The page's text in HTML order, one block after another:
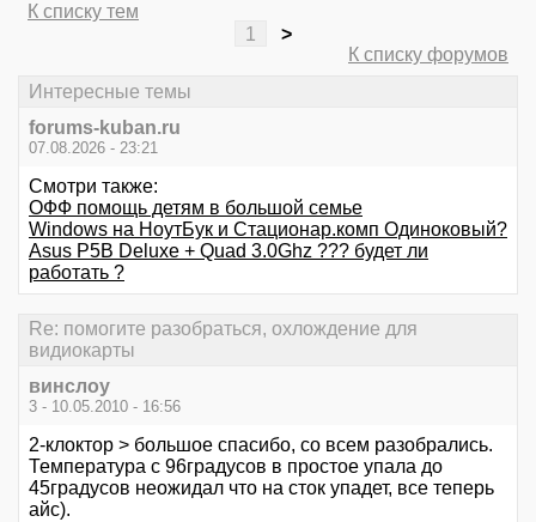
К списку тем
1
>
К списку форумов
Интересные темы
forums-kuban.ru
07.08.2026 - 23:21
Смотри также:
ОФФ помощь детям в большой семье
Windows на НоутБук и Стационар.комп Одиноковый?
Asus P5B Deluxe + Quad 3.0Ghz ??? будет ли
работать ?
Re: помогите разобраться, охлождение для
видиокарты
винслоу
3 - 10.05.2010 - 16:56
2-клоктор > большое спасибо, со всем разобрались.
Температура с 96градусов в простое упала до
45градусов неожидал что на сток упадет, все теперь
айс).